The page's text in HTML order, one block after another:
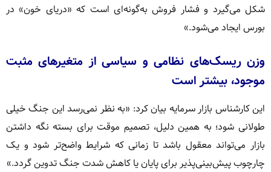
شکل می‌گیرد و فشار فروش به‌گونه‌ای است که «دریای خون» در
بورس ایجاد می‌شود.»
وزن ریسک‌های نظامی و سیاسی از متغیرهای مثبت
موجود، بیشتر است
این کارشناس بازار سرمایه بیان کرد: «به نظر نمی‌رسد این جنگ خیلی
طولانی شود؛ به همین دلیل، تصمیم موقت برای بسته نگه داشتن
بازار می‌تواند معقول باشد تا زمانی که شرایط واضح‌تر شود و یک
چارچوب پیش‌بینی‌پذیر برای پایان یا کاهش شدت جنگ تدوین گردد.»